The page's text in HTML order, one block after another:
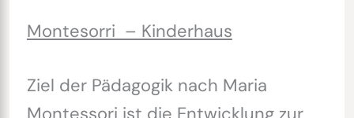
Montesorri – Kinderhaus
Ziel der Pädagogik nach Maria
Montessori ist die Entwicklung zur